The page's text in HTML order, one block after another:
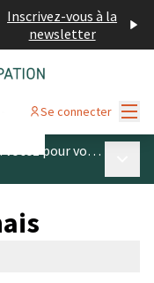
Inscrivez-vous à la
newsletter
Se connecter
Fabriqué à Lyon (et ses alentours !) #2 : votez pour vos produits préférés